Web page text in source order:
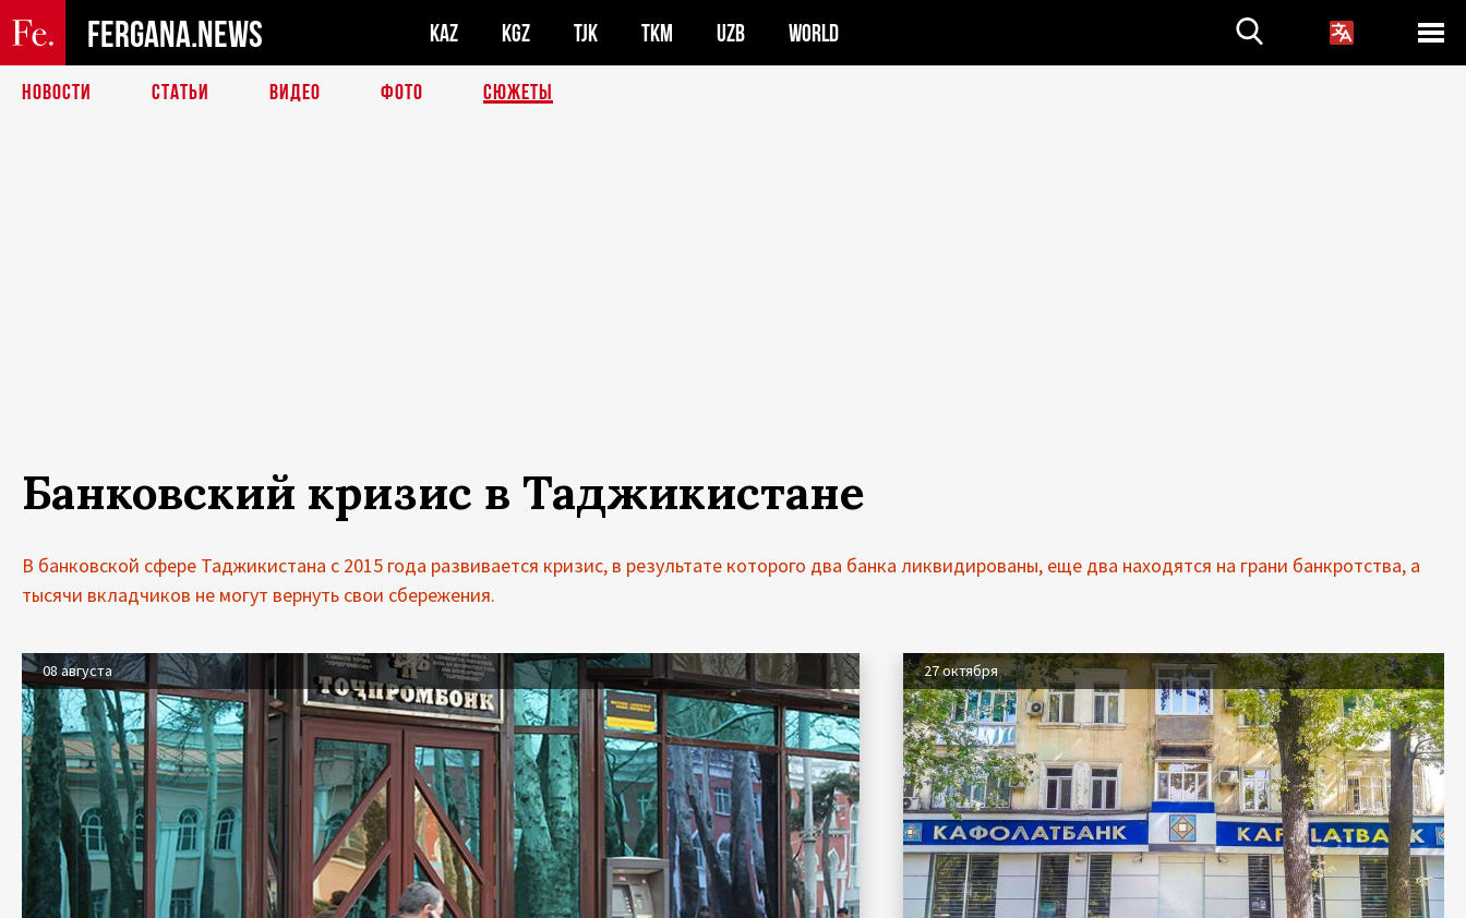
FERGANA.NEWS KAZ KGZ TJK TKM UZB WORLD
НОВОСТИ СТАТЬИ ВИДЕО ФОТО СЮЖЕТЫ
Банковский кризис в Таджикистане
В банковской сфере Таджикистана с 2015 года развивается кризис, в результате которого два банка ликвидированы, еще два находятся на грани банкротства, а
тысячи вкладчиков не могут вернуть свои сбережения.
08 августа 27 октября